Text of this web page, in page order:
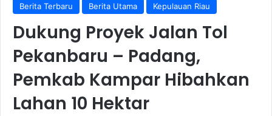
Berita Terbaru Berita Utama Kepulauan Riau
Dukung Proyek Jalan Tol
Pekanbaru – Padang,
Pemkab Kampar Hibahkan
Lahan 10 Hektar